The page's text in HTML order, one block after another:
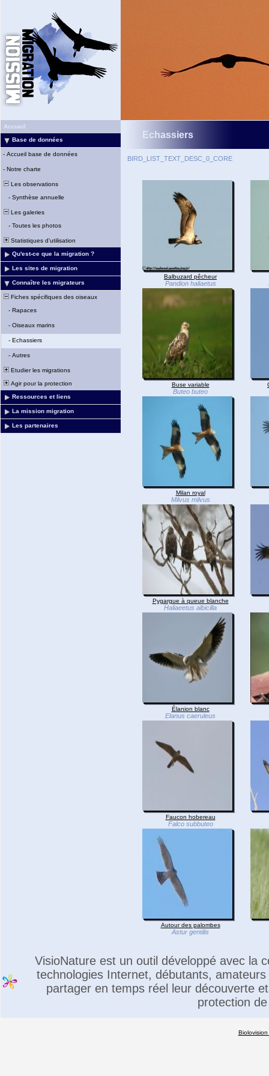
Accueil
Base de données
- Accueil base de données
- Notre charte
Les observations
- Synthèse annuelle
Les galeries
- Toutes les photos
Statistiques d'utilisation
Qu'est-ce que la migration ?
Les sites de migration
Connaître les migrateurs
Fiches spécifiques des oiseaux
- Rapaces
- Oiseaux marins
- Echassiers
- Autres
Etudier les migrations
Agir pour la protection
Ressources et liens
La mission migration
Les partenaires
Echassiers
BIRD_LIST_TEXT_DESC_0_CORE
Balbuzard pêcheur
Pandion haliaetus
Buse variable
Buteo buteo
Milan royal
Milvus milvus
Pygargue à queue blanche
Haliaeetus albicilla
Élanion blanc
Elanus caeruleus
Faucon hobereau
Falco subbuteo
Autour des palombes
Astur gentilis
VisioNature est un outil développé avec la
technologies Internet, débutants,
partager en temps réel leur découverte
protection
Biolovision